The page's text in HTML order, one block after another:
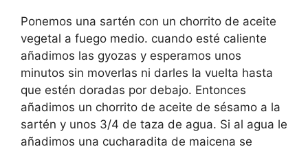
Ponemos una sartén con un chorrito de aceite
vegetal a fuego medio. cuando esté caliente
añadimos las gyozas y esperamos unos
minutos sin moverlas ni darles la vuelta hasta
que estén doradas por debajo. Entonces
añadimos un chorrito de aceite de sésamo a la
sartén y unos 3/4 de taza de agua. Si al agua le
añadimos una cucharadita de maicena se